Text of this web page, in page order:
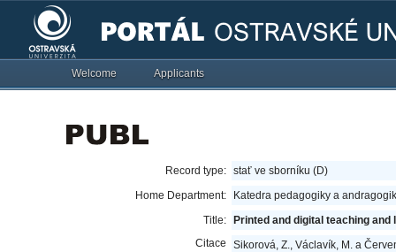
Welcome Applicants
Record type: stať ve sborníku (D)
Home Department:
Katedra pedagogiky a
Title:
Printed and digital teaching
Citace
Sikorová, Z., Václavík, M. a